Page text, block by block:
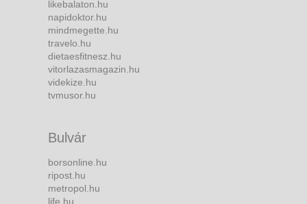
likebalaton.hu
napidoktor.hu
mindmegette.hu
travelo.hu
dietaesfitnesz.hu
vitorlazasmagazin.hu
videkize.hu
tvmusor.hu
Bulvár
borsonline.hu
ripost.hu
metropol.hu
life.hu